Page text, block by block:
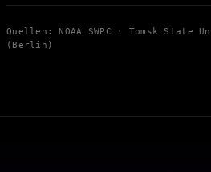
Quellen: NOAA SWPC · Tomsk
(Berlin)